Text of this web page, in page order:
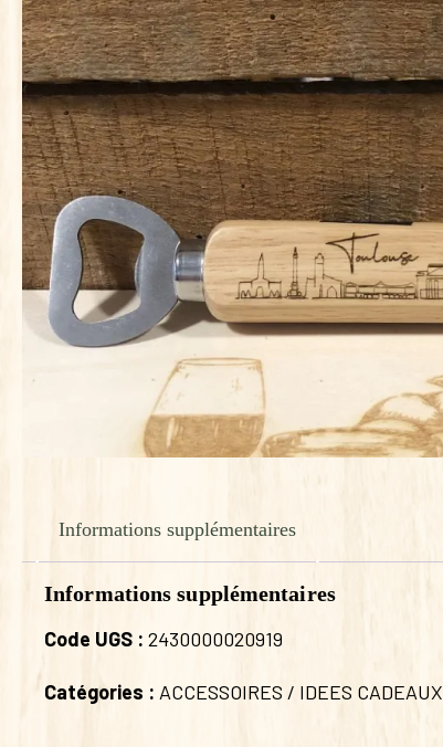
Informations supplémentaires
Informations supplémentaires
Code UGS : 2430000020919
Catégories : ACCESSOIRES / IDEES CADEAUX